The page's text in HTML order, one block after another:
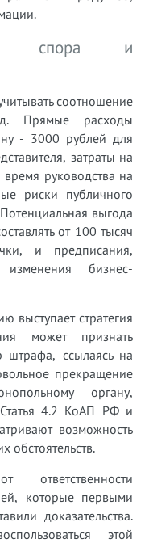
спора и
соотношение
Прямые расходы
- 3000 рублей для
затраты на
руководства на
риски публичного
выгода
от 100 тысяч
и предписания,
бизнес-
выступает стратегия
может признать
штрафа, ссылаясь на
прекращение
органу,
4.2 КоАП РФ и
возможность
обстоятельств.
которые первыми
доказательства.
этой